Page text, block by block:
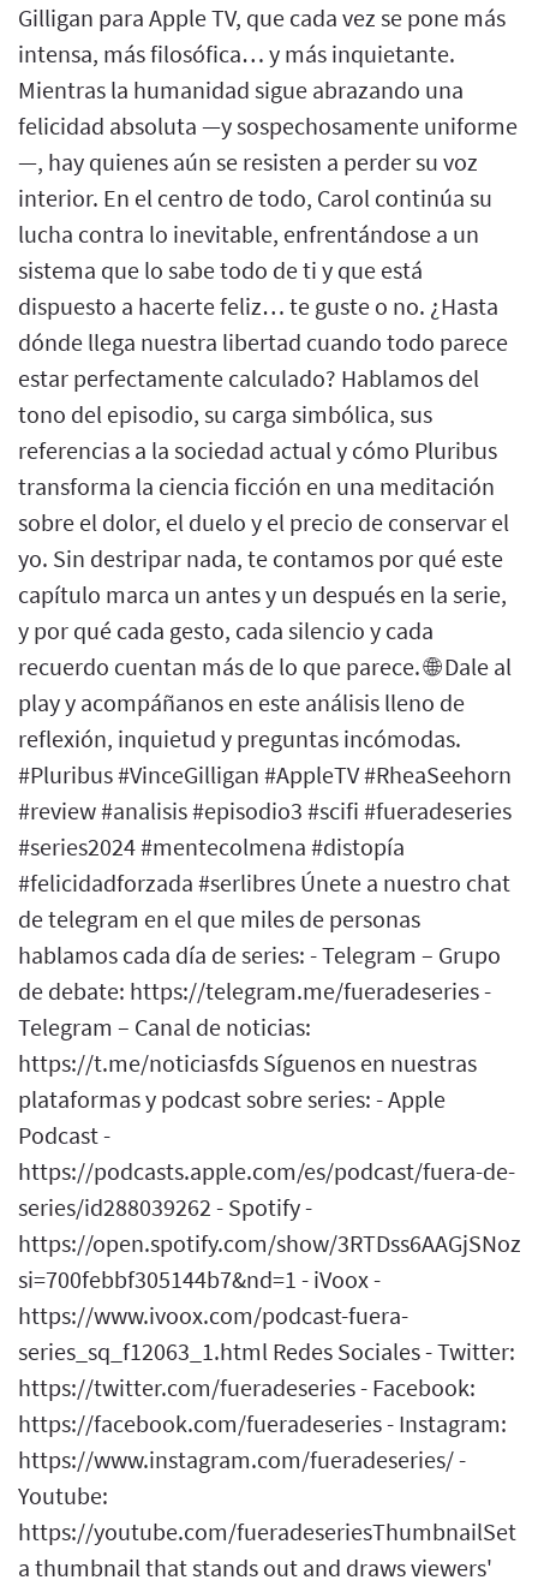
Gilligan para Apple TV, que cada vez se pone más
intensa, más filosófica… y más inquietante.
Mientras la humanidad sigue abrazando una
felicidad absoluta —y sospechosamente uniforme
—, hay quienes aún se resisten a perder su voz
interior. En el centro de todo, Carol continúa su
lucha contra lo inevitable, enfrentándose a un
sistema que lo sabe todo de ti y que está
dispuesto a hacerte feliz… te guste o no. ¿Hasta
dónde llega nuestra libertad cuando todo parece
estar perfectamente calculado? Hablamos del
tono del episodio, su carga simbólica, sus
referencias a la sociedad actual y cómo Pluribus
transforma la ciencia ficción en una meditación
sobre el dolor, el duelo y el precio de conservar el
yo. Sin destripar nada, te contamos por qué este
capítulo marca un antes y un después en la serie,
y por qué cada gesto, cada silencio y cada
recuerdo cuentan más de lo que parece. 🌐 Dale al
play y acompáñanos en este análisis lleno de
reflexión, inquietud y preguntas incómodas.
#Pluribus #VinceGilligan #AppleTV #RheaSeehorn
#review #analisis #episodio3 #scifi #fueradeseries
#series2024 #mentecolmena #distopía
#felicidadforzada #serlibres Únete a nuestro chat
de telegram en el que miles de personas
hablamos cada día de series: - Telegram – Grupo
de debate: https://telegram.me/fueradeseries -
Telegram – Canal de noticias:
https://t.me/noticiasfds Síguenos en nuestras
plataformas y podcast sobre series: - Apple
Podcast -
https://podcasts.apple.com/es/podcast/fuera-de-
series/id288039262 - Spotify -
https://open.spotify.com/show/
si=700febbf305144b7&nd=1 - iVoox -
https://www.ivoox.com/podcast-fuera-
series_sq_f12063_1.html Redes Sociales - Twitter:
https://twitter.com/fueradeseries - Facebook:
https://facebook.com/fueradeseries - Instagram:
https://www.instagram.com/fueradeseries/ -
Youtube:
https://youtube.com/fueradeseriesThumbnailSet
a thumbnail that stands out and draws viewers'